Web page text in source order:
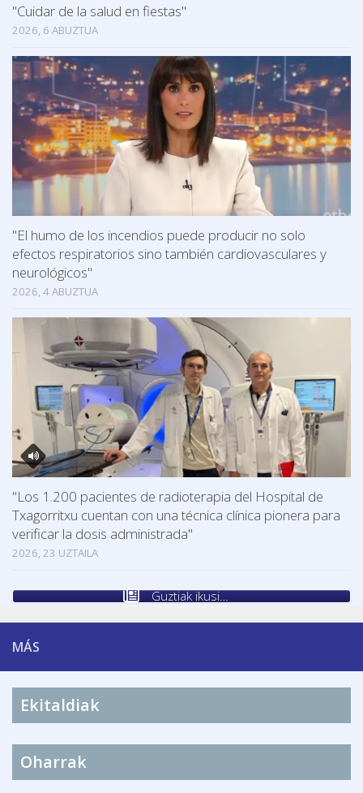
"Cuidar de la salud en fiestas"
2026, 6 ABUZTUA
"El humo de los incendios puede producir no solo
efectos respiratorios sino también cardiovasculares y
neurológicos"
2026, 4 ABUZTUA
"Los 1.200 pacientes de radioterapia del Hospital de
Txagorritxu cuentan con una técnica clínica pionera para
verificar la dosis administrada"
2026, 23 UZTAILA
Guztiak ikusi…
MÁS
Ekitaldiak
Oharrak